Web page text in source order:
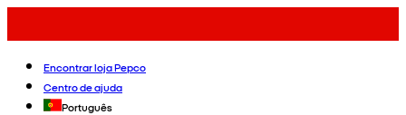
Encontrar loja Pepco
Centro de ajuda
Português